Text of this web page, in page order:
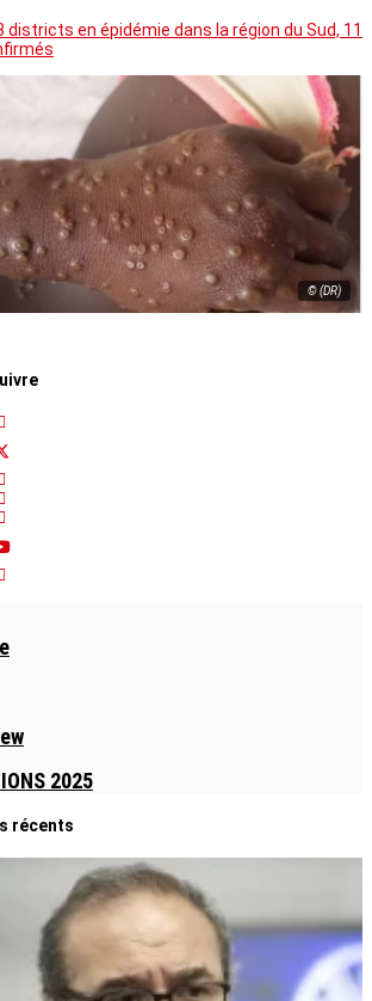
districts en épidémie dans la région du Sud, 11
© (DR)
2025
récents